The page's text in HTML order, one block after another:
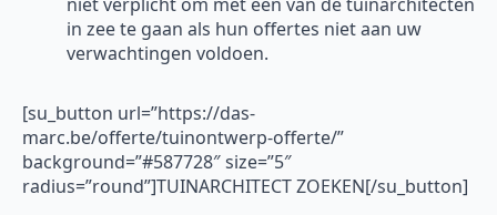
in zee te gaan als hun offertes niet aan uw
verwachtingen voldoen.
[su_button url=”https://das-
marc.be/offerte/tuinontwerp-offerte/”
background=”#587728″ size=”5″
radius=”round”]TUINARCHITECT ZOEKEN[/su_button]